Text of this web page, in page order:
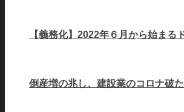
【義務化】2022年６月から始まる
倒産増の兆し、建設業のコロナ破